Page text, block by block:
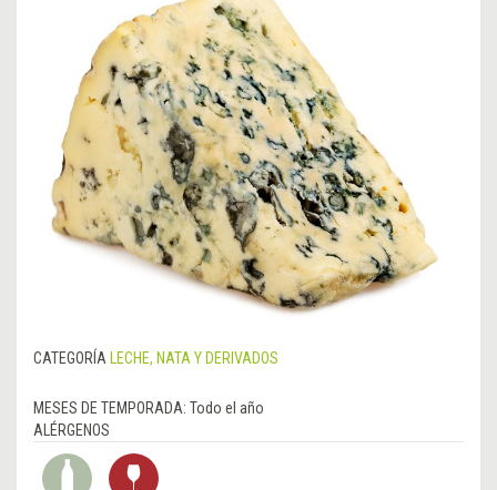
CATEGORÍA LECHE, NATA Y DERIVADOS
MESES DE TEMPORADA: Todo el año
ALÉRGENOS